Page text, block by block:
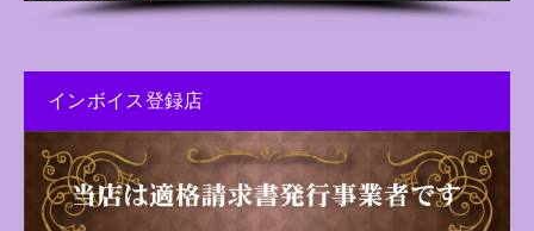
インボイス登録店